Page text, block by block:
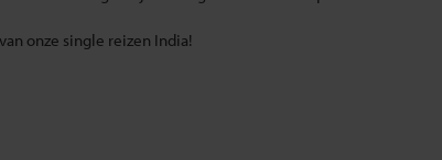
onze single reizen India!